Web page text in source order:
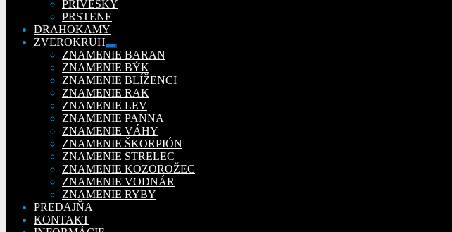
PRÍVESKY
PRSTENE
DRAHOKAMY
ZVEROKRUH
Rozbaliť
podradené
menu
ZNAMENIE BARAN
ZNAMENIE BÝK
ZNAMENIE BLÍŽENCI
ZNAMENIE RAK
ZNAMENIE LEV
ZNAMENIE PANNA
ZNAMENIE VÁHY
ZNAMENIE ŠKORPIÓN
ZNAMENIE STRELEC
ZNAMENIE KOZOROŽEC
ZNAMENIE VODNÁR
ZNAMENIE RYBY
PREDAJŇA
KONTAKT